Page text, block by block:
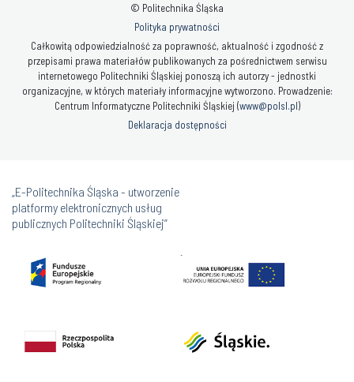
© Politechnika Śląska
Polityka prywatności
Całkowitą odpowiedzialność za poprawność, aktualność i zgodność z
przepisami prawa materiałów publikowanych za pośrednictwem serwisu
internetowego Politechniki Śląskiej ponoszą ich autorzy - jednostki
organizacyjne, w których materiały informacyjne wytworzono. Prowadzenie:
Centrum Informatyczne Politechniki Śląskiej (www@polsl.pl)
Deklaracja dostępności
„E-Politechnika Śląska - utworzenie
platformy elektronicznych usług
publicznych Politechniki Śląskiej”